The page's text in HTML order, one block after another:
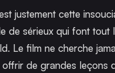
justement cette
de sérieux qui font tout
. Le film ne cherche
offrir de grandes leçons